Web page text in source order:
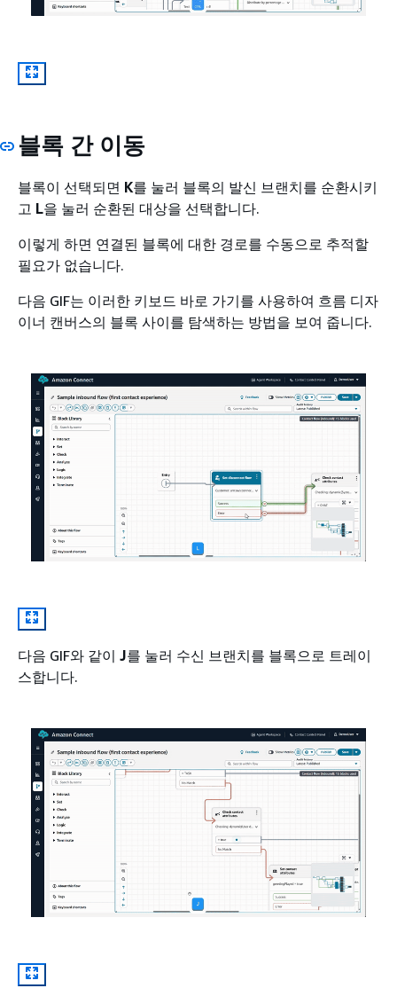
블록 간 이동
블록이 선택되면 K를 눌러 블록의 발신 브랜치를 순환시키
고 L을 눌러 순환된 대상을 선택합니다.
이렇게 하면 연결된 블록에 대한 경로를 수동으로 추적할
필요가 없습니다.
다음 GIF는 이러한 키보드 바로 가기를 사용하여 흐름 디자
이너 캔버스의 블록 사이를 탐색하는 방법을 보여 줍니다.
다음 GIF와 같이 J를 눌러 수신 브랜치를 블록으로 트레이
스합니다.